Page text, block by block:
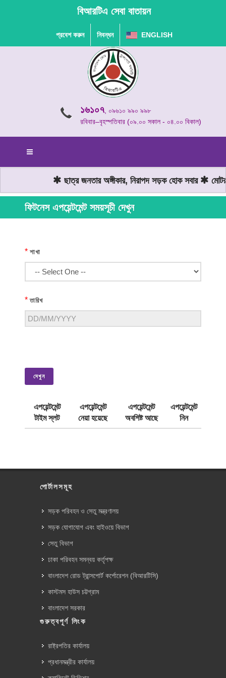
বিআরটিএ সেবা বাতায়ন
প্রবেশ করুন নিবন্ধন ENGLISH
১৬১০৭, ০৯৬১০ ৯৯০ ৯৯৮
রবিবার–বৃহস্পতিবার (০৯.০০ সকাল - ০৪.০০ বিকাল)
ছাত্র জনতার অঙ্গীকার, নিরাপদ সড়ক হোক সবার
ফিটনেস এপয়েন্টমেন্ট সময়সূচী দেখুন
* শাখা
* তারিখ
দেখুন
এপয়েন্টমেন্ট
টাইম স্লট
এপয়েন্টমেন্ট
নেয়া হয়েছে
এপয়েন্টমেন্ট
অবশিষ্ট আছে
এপয়েন্টমেন্ট
নিন
পোর্টালসমূহ
সড়ক পরিবহন ও সেতু মন্ত্রণালয়
সড়ক যোগাযোগ এবং হাইওয়ে বিভাগ
সেতু বিভাগ
ঢাকা পরিবহন সমন্বয় কর্তৃপক্ষ
বাংলাদেশ রোড ট্রান্সপোর্ট কর্পোরেশন (বিআরটিসি)
কাস্টমস হাউস চট্টগ্রাম
বাংলাদেশ সরকার
গুরুত্বপূর্ণ লিংক
রাষ্ট্রপতির কার্যালয়
প্রধানমন্ত্রীর কার্যালয়